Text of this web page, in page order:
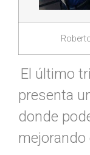
El último
presenta
donde
mejorando